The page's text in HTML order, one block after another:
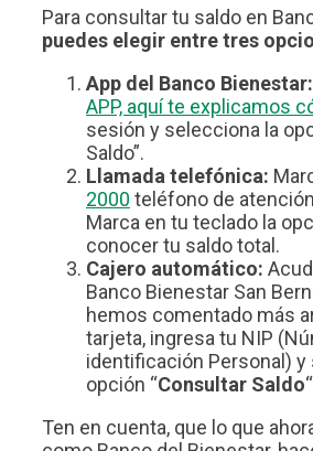
Para consultar tu saldo en
puedes elegir entre tres
App del Banco Bienestar:
APP, aquí te explicamos
sesión y selecciona la
Saldo”.
Llamada telefónica:
2000 teléfono de
Marca en tu teclado la
conocer tu saldo total.
Cajero automático:
Banco Bienestar San
hemos comentado más
tarjeta, ingresa tu NIP
identificación Personal) y
opción “Consultar Saldo
Ten en cuenta, que lo que